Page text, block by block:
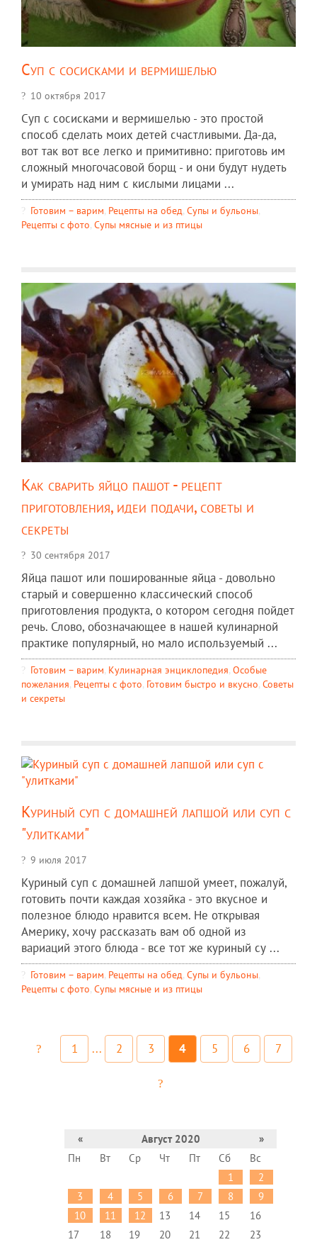
Суп с сосисками и вермишелью
10 октября 2017
Суп с сосисками и вермишелью - это простой
способ сделать моих детей счастливыми. Да-да,
вот так вот все легко и примитивно: приготовь им
сложный многочасовой борщ - и они будут нудеть
и умирать над ним с кислыми лицами ...
Готовим – варим, Рецепты на обед, Супы и бульоны,
Рецепты c фото, Супы мясные и из птицы
Как сварить яйцо пашот - рецепт
приготовления, идеи подачи, советы и
секреты
30 сентября 2017
Яйца пашот или пошированные яйца - довольно
старый и совершенно классический способ
приготовления продукта, о котором сегодня пойдет
речь. Слово, обозначающее в нашей кулинарной
практике популярный, но мало используемый ...
Готовим – варим, Кулинарная энциклопедия, Особые
пожелания, Рецепты c фото, Готовим быстро и вкусно, Советы
и секреты
Куриный суп с домашней лапшой или суп с
"улитками"
9 июля 2017
Куриный суп с домашней лапшой умеет, пожалуй,
готовить почти каждая хозяйка - это вкусное и
полезное блюдо нравится всем. Не открывая
Америку, хочу рассказать вам об одной из
вариаций этого блюда - все тот же куриный су ...
Готовим – варим, Рецепты на обед, Супы и бульоны,
Рецепты c фото, Супы мясные и из птицы
1 ... 2 3 4 5 6 7
« Август 2020
»
Пн
Вт Ср Чт Пт Сб
Вс
1
2
3
4 5 6 7 8
9
10
11 12 13 14 15
16
17
18 19 20 21 22
23